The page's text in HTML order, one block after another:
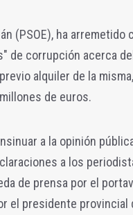
(PSOE), ha
de corrupción acerca
alquiler de la
de euros.
a la opinión
a los
de prensa por el
el presidente provincial